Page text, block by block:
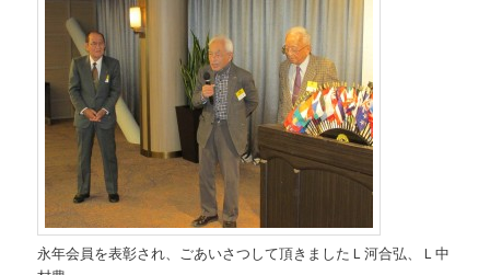
永年会員を表彰され、ごあいさつして頂きましたＬ河合弘、Ｌ中